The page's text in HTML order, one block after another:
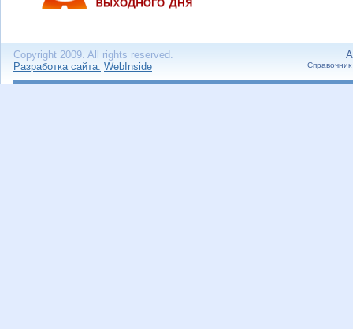
Copyright 2009. All rights reserved.
Разработка сайта: WebInside